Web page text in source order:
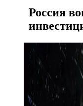
Россия